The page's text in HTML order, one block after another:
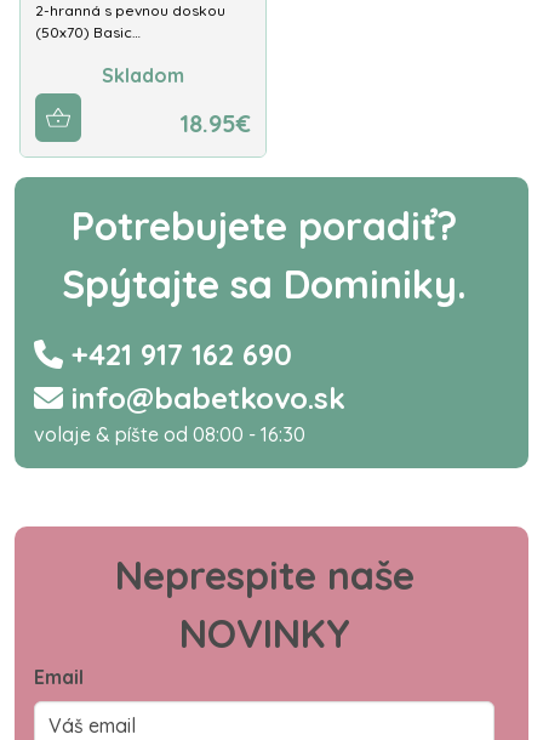
2-hranná s pevnou doskou
(50x70) Basic…
Skladom
18.95€
Potrebujete poradiť?
Spýtajte sa Dominiky.
+421 917 162 690
info@babetkovo.sk
volaje & píšte od 08:00 - 16:30
Neprespite naše
NOVINKY
Email